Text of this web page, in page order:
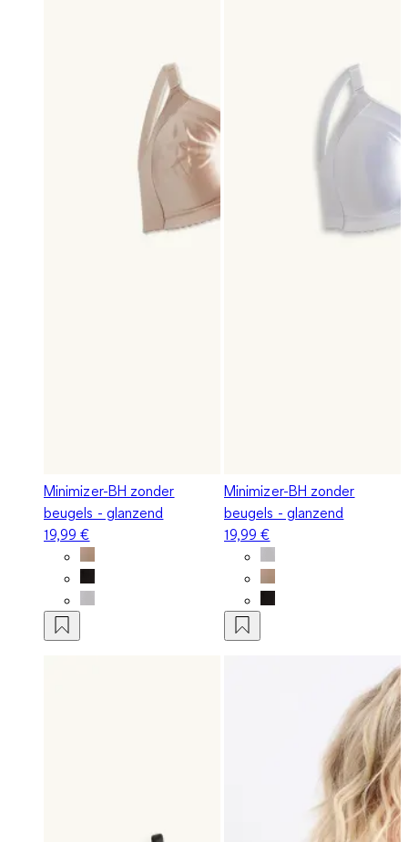
Minimizer-BH zonder
beugels - glanzend
19,99 €
Minimizer-BH zonder
beugels - glanzend
19,99 €